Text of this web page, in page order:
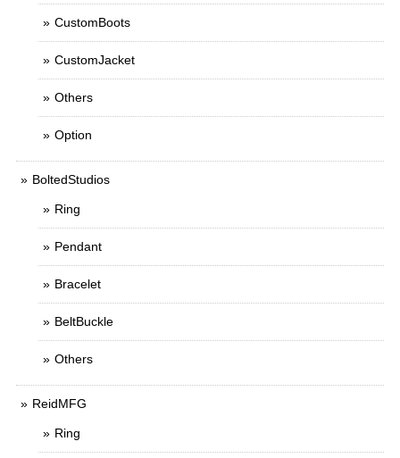
CustomBoots
CustomJacket
Others
Option
BoltedStudios
Ring
Pendant
Bracelet
BeltBuckle
Others
ReidMFG
Ring